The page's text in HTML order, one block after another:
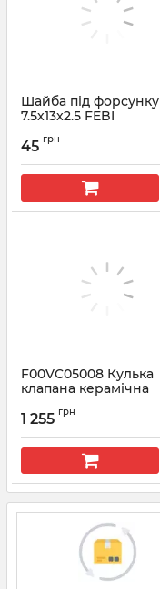
Шайба під форсунку
7.5x13x2.5 FEBI
45 грн
F00VC05008 Кулька
клапана керамічна
BOSCH
Артикул: F00VC05008
1 255 грн